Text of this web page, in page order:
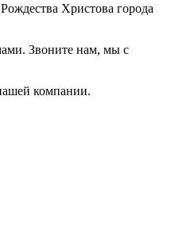
Христова города
Звоните нам, мы с
компании.